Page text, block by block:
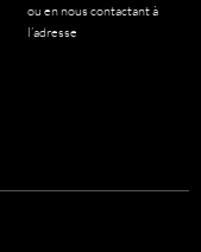
ou en nous contactant à
l’adresse